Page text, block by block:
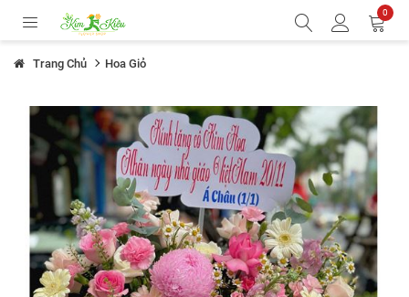
0
Trang Chủ Hoa Giỏ